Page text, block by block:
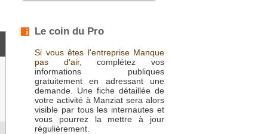
Le coin du Pro
Si vous êtes l'entreprise Manque
pas d'air,
complétez vos
informations publiques
gratuitement en adressant une
demande. Une fiche détaillée de
votre activité à Manziat sera alors
visible par tous les internautes et
vous pourrez la mettre à jour
régulièrement.